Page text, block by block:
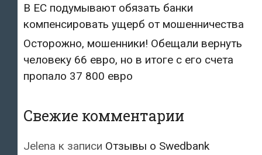
В ЕС подумывают обязать банки
компенсировать ущерб от мошенничества
Осторожно, мошенники! Обещали вернуть
человеку 66 евро, но в итоге с его счета
пропало 37 800 евро
Свежие комментарии
Jelena к записи Отзывы о Swedbank